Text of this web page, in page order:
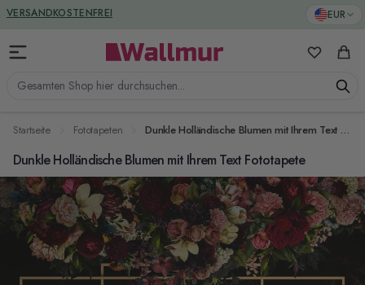
Zum Inhalt springen EUR
Gesamten Shop hier durchsuchen...
Meine
VERSANDKOSTENFREI
GREENGUARD ZERTIFIZIERT
Startseite Fototapeten Dunkle Holländische Blumen mit Ihrem Text Fototapete
Dunkle Holländische Blumen mit Ihrem Text Fototapete